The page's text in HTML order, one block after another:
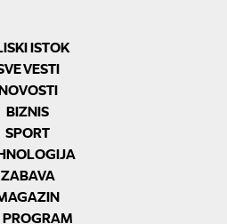
ISTOK
VESTI
BIZNIS
SPORT
ZABAVA
PROGRAM